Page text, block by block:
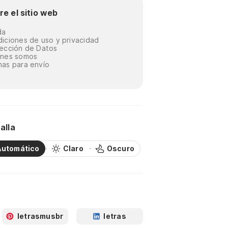
el sitio web
de uso y privacidad
de Datos
somos
para envío
Claro Oscuro
letrasmusbr letras